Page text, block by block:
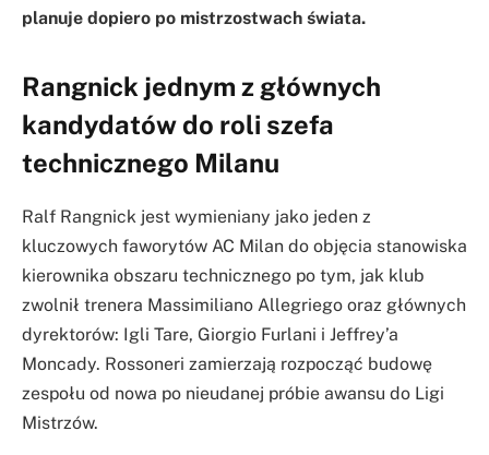
planuje dopiero po mistrzostwach świata.
Rangnick jednym z głównych
kandydatów do roli szefa
technicznego Milanu
Ralf Rangnick jest wymieniany jako jeden z
kluczowych faworytów AC Milan do objęcia stanowiska
kierownika obszaru technicznego po tym, jak klub
zwolnił trenera Massimiliano Allegriego oraz głównych
dyrektorów: Igli Tare, Giorgio Furlani i Jeffrey’a
Moncady. Rossoneri zamierzają rozpocząć budowę
zespołu od nowa po nieudanej próbie awansu do Ligi
Mistrzów.